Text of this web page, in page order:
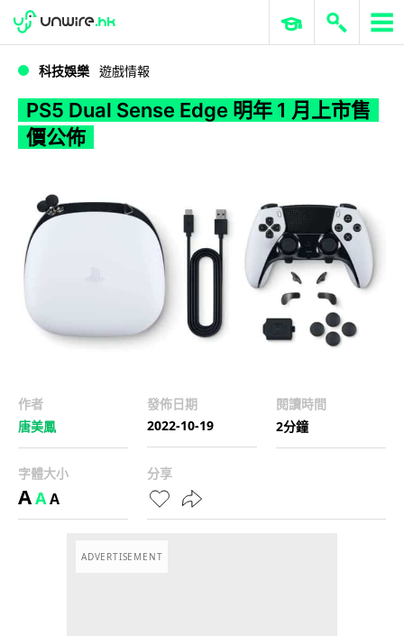
WWDC 2026 ERP 與商業 AI
科技娛樂 遊戲情報
PS5 Dual Sense Edge 明年 1 月上市售
價公佈
作者
唐美鳳
發佈日期
2022-10-19
閱讀時間
2分鐘
字體大小
AAA
分享
ADVERTISEMENT